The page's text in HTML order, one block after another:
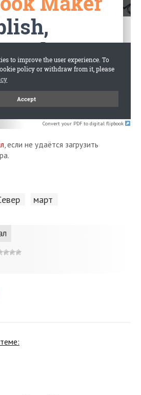
Convert your PDF to digital flipbook
, если не удаётся загрузить
март